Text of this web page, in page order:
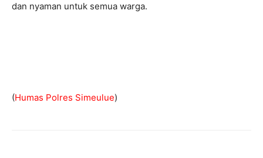
dan nyaman untuk semua warga.
(Humas Polres Simeulue)